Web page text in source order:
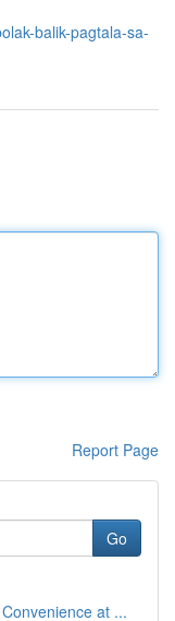
balik-pagtala-sa-
Report Page
Go
at ...